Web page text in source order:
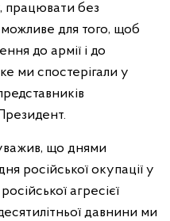
працювати без
для того, щоб
до армії і до
ми спостерігали у
що днями
російської окупації у
агресієї
давнини ми